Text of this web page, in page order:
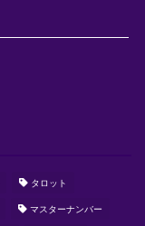
タロット
マスターナンバー